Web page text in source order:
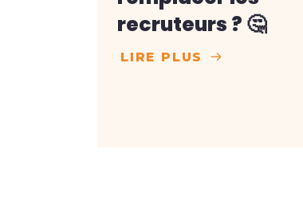
recruteurs ? 🤔
LIRE PLUS